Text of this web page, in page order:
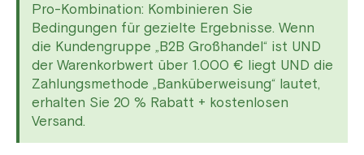
Pro-Kombination: Kombinieren Sie
Bedingungen für gezielte Ergebnisse. Wenn
die Kundengruppe „B2B Großhandel“ ist UND
der Warenkorbwert über 1.000 € liegt UND die
Zahlungsmethode „Banküberweisung“ lautet,
erhalten Sie 20 % Rabatt + kostenlosen
Versand.